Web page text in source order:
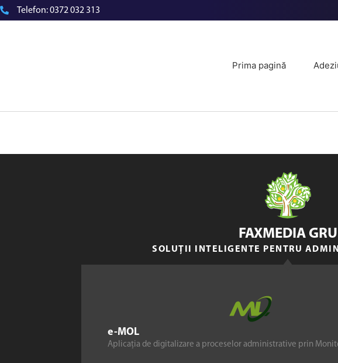
Telefon:0372 032 313
Prima pagină
e-MOL
Aplicația de digitalizare a proceselor administrative prin
FAXMEDIA
SOLUȚII INTELIGENTE PENTRU